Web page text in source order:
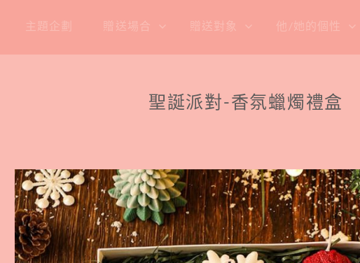
主題企劃 贈送場合 贈送對象 他/她的個性
聖誕派對-香氛蠟燭禮盒